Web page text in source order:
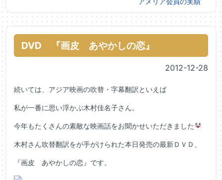
DVD 『画皮 あやかしの恋』
2012-12-28
続いては、アジア映画の吹替・字幕翻訳といえば
私が一番に思い浮かぶ木村佳名子さん。
今年もたくさんの素敵な映画話をお聞かせいただきました
木村さん吹替翻訳をが手がけられた本日発売の最新ＤＶＤ、
『画皮 あやかしの恋』です。